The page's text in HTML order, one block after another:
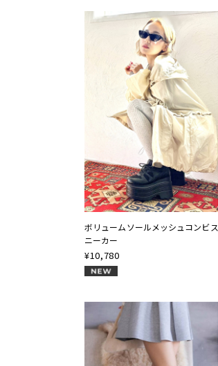
ボリュームソールメッシュコンビス
ニーカー
¥10,780